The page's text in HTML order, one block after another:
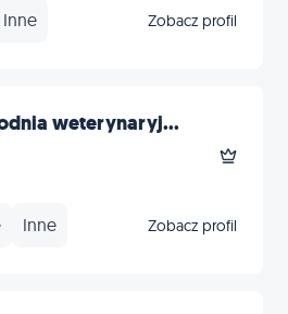
Inne Zobacz profil
weterynaryj...
Inne Zobacz profil